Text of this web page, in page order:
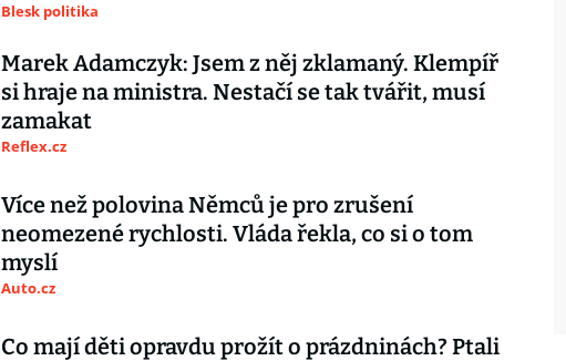
Blesk politika
Marek Adamczyk: Jsem z něj zklamaný. Klempíř
si hraje na ministra. Nestačí se tak tvářit, musí
zamakat
Reflex.cz
Více než polovina Němců je pro zrušení
neomezené rychlosti. Vláda řekla, co si o tom
myslí
Auto.cz
Co mají děti opravdu prožít o prázdninách? Ptali